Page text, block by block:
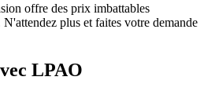
offre des prix imbattables
plus et faites votre demande
LPAO